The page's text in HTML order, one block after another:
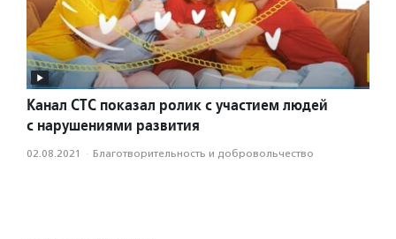
Канал СТС показал ролик с участием людей
с нарушениями развития
02.08.2021 · Благотвори­тель­ность и доброволь­чест­во